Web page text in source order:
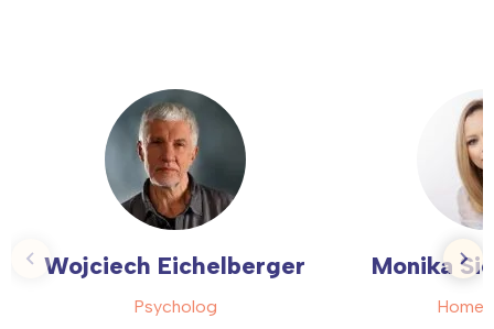
Wojciech Eichelberger
Psycholog
Monika